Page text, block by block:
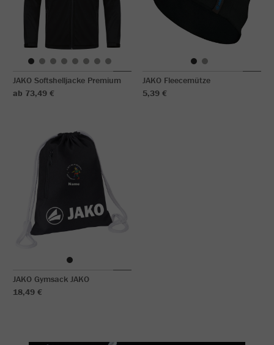
JAKO Softshelljacke Premium
ab 73,49 €
JAKO Fleecemütze
5,39 €
JAKO Gymsack JAKO
18,49 €